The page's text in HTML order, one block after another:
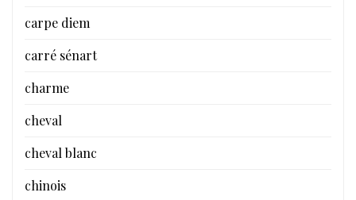
carpe diem
carré sénart
charme
cheval
cheval blanc
chinois